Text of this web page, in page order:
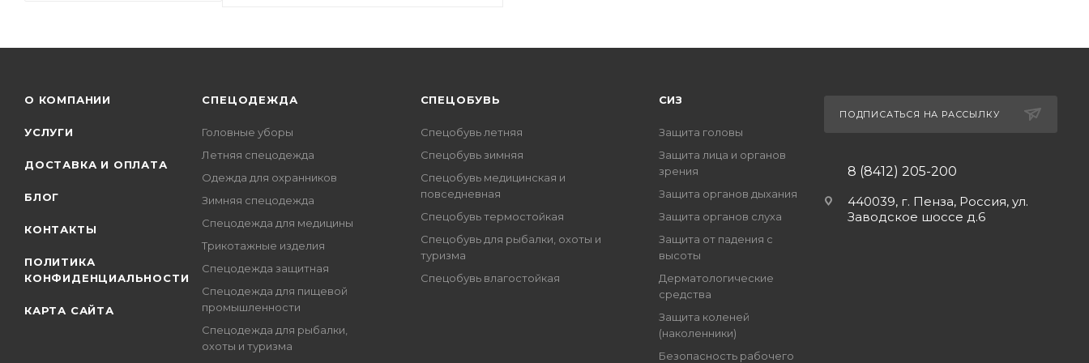
О КОМПАНИИ
УСЛУГИ
ДОСТАВКА И ОПЛАТА
БЛОГ
КОНТАКТЫ
ПОЛИТИКА
КОНФИДЕНЦИАЛЬНОСТИ
КАРТА САЙТА
СПЕЦОДЕЖДА
Головные уборы
Летняя спецодежда
Одежда для охранников
Зимняя спецодежда
Спецодежда для медицины
Трикотажные изделия
Спецодежда защитная
Спецодежда для пищевой
промышленности
Спецодежда для рыбалки,
охоты и туризма
CПЕЦОБУВЬ
Спецобувь летняя
Спецобувь зимняя
Спецобувь медицинская и
повседневная
Спецобувь термостойкая
Спецобувь для рыбалки, охоты и
туризма
Спецобувь влагостойкая
СИЗ
Защита головы
Защита лица и органов
зрения
Защита органов дыхания
Защита органов слуха
Защита от падения с
высоты
Дерматологические
средства
Защита коленей
(наколенники)
Безопасность рабочего
ПОДПИСАТЬСЯ НА РАССЫЛКУ
8 (8412) 205-200
440039, г. Пенза, Россия, ул.
Заводское шоссе д.6